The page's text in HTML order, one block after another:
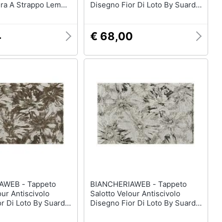
A Strappo Lemon
Disegno Fior Di Loto By Suardi
€ 68,00
- Tappeto
Antiscivolo
Di Loto By Suardi
BIANCHERIAWEB - Tappeto
Salotto Velour Antiscivolo
Disegno Fior Di Loto By Suardi